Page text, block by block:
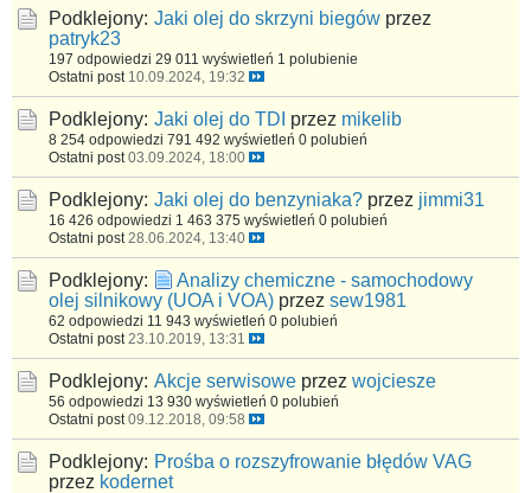
Podklejony: Jaki olej do skrzyni biegów przez
patryk23
197 odpowiedzi 29 011 wyświetleń 1 polubienie
Ostatni post 10.09.2024, 19:32
Podklejony: Jaki olej do TDI przez mikelib
8 254 odpowiedzi 791 492 wyświetleń 0 polubień
Ostatni post 03.09.2024, 18:00
Podklejony: Jaki olej do benzyniaka? przez jimmi31
16 426 odpowiedzi 1 463 375 wyświetleń 0 polubień
Ostatni post 28.06.2024, 13:40
Podklejony:
Analizy chemiczne - samochodowy
olej silnikowy (UOA i VOA) przez sew1981
62 odpowiedzi 11 943 wyświetleń 0 polubień
Ostatni post 23.10.2019, 13:31
Podklejony: Akcje serwisowe przez wojciesze
56 odpowiedzi 13 930 wyświetleń 0 polubień
Ostatni post 09.12.2018, 09:58
Podklejony: Prośba o rozszyfrowanie błędów VAG
przez kodernet